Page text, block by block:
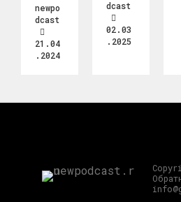
newpo
dcast
21.04
.2024
dcast
02.03
.2025